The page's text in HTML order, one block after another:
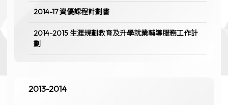
2014-17 資優課程計劃書
2014-2015 生涯規劃教育及升學就業輔導服務工作計
劃
2013-2014